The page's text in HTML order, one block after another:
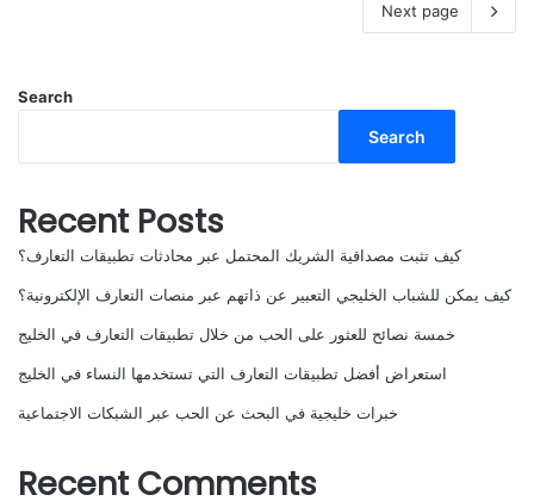
Next page
Search
Search
Recent Posts
كيف تثبت مصداقية الشريك المحتمل عبر محادثات تطبيقات التعارف؟
كيف يمكن للشباب الخليجي التعبير عن ذاتهم عبر منصات التعارف الإلكترونية؟
خمسة نصائح للعثور على الحب من خلال تطبيقات التعارف في الخليج
استعراض أفضل تطبيقات التعارف التي تستخدمها النساء في الخليج
خبرات خليجية في البحث عن الحب عبر الشبكات الاجتماعية
Recent Comments